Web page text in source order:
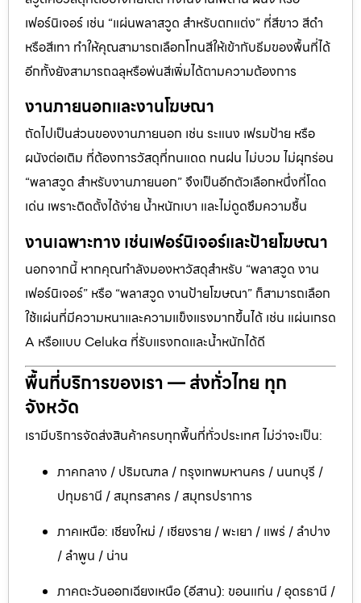
เฟอร์นิเจอร์ เช่น “แผ่นพลาสวูด สำหรับตกแต่ง” ที่สีขาว สีดำ
หรือสีเทา ทำให้คุณสามารถเลือกโทนสีให้เข้ากับธีมของพื้นที่ได้
อีกทั้งยังสามารถฉลุหรือพ่นสีเพิ่มได้ตามความต้องการ
งานภายนอกและงานโฆษณา
ถัดไปเป็นส่วนของงานภายนอก เช่น ระแนง เฟรมป้าย หรือ
ผนังต่อเติม ที่ต้องการวัสดุที่ทนแดด ทนฝน ไม่บวม ไม่ผุกร่อน
“พลาสวูด สำหรับงานภายนอก” จึงเป็นอีกตัวเลือกหนึ่งที่โดด
เด่น เพราะติดตั้งได้ง่าย น้ำหนักเบา และไม่ดูดซึมความชื้น
งานเฉพาะทาง เช่นเฟอร์นิเจอร์และป้ายโฆษณา
นอกจากนี้ หากคุณกำลังมองหาวัสดุสำหรับ “พลาสวูด งาน
เฟอร์นิเจอร์” หรือ “พลาสวูด งานป้ายโฆษณา” ก็สามารถเลือก
ใช้แผ่นที่มีความหนาและความแข็งแรงมากขึ้นได้ เช่น แผ่นเกรด
A หรือแบบ Celuka ที่รับแรงกดและน้ำหนักได้ดี
พื้นที่บริการของเรา — ส่งทั่วไทย ทุก
จังหวัด
เรามีบริการจัดส่งสินค้าครบทุกพื้นที่ทั่วประเทศ ไม่ว่าจะเป็น:
ภาคกลาง / ปริมณฑล / กรุงเทพมหานคร / นนทบุรี /
ปทุมธานี / สมุทรสาคร / สมุทรปราการ
ภาคเหนือ: เชียงใหม่ / เชียงราย / พะเยา / แพร่ / ลำปาง
/ ลำพูน / น่าน
ภาคตะวันออกเฉียงเหนือ (อีสาน): ขอนแก่น / อุดรธานี /